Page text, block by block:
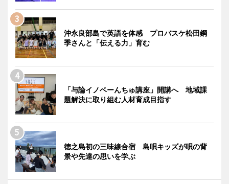
沖永良部島で英語を体感 プロバスケ松田鋼
季さんと「伝える力」育む
「与論イノベーんちゅ講座」開講へ 地域課
題解決に取り組む人材育成目指す
徳之島初の三味線合宿 島唄キッズが唄の背
景や先達の思いを学ぶ